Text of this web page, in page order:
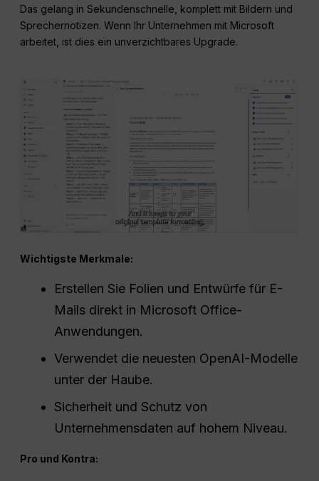
Das gelang in Sekundenschnelle, komplett mit Bildern und
Sprechernotizen. Wenn Ihr Unternehmen mit Microsoft
arbeitet, ist dies ein unverzichtbares Upgrade.
Wichtigste Merkmale:
Erstellen Sie Folien und Entwürfe für E-
Mails direkt in Microsoft Office-
Anwendungen.
Verwendet die neuesten OpenAI-Modelle
unter der Haube.
Sicherheit und Schutz von
Unternehmensdaten auf hohem Niveau.
Pro und Kontra: